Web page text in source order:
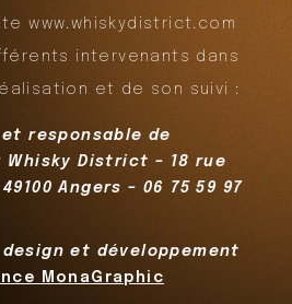
www.whiskydistrict.com
intervenants dans
et de son suivi :
responsable de
District – 18 rue
Angers – 06 75 59 97
et développement
MonaGraphic